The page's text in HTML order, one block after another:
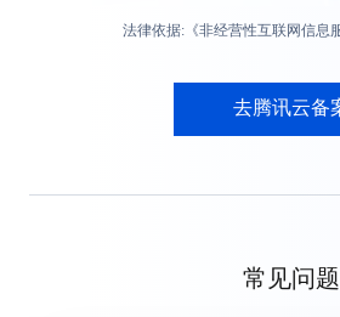
法律依据:《非经营性互联网信息
去腾讯云备
常见问题